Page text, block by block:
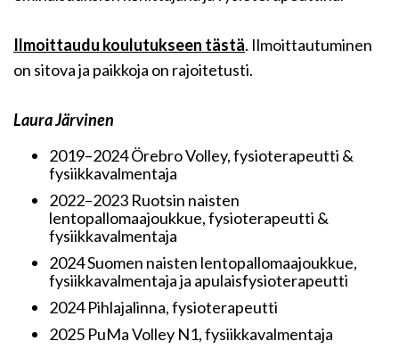
Ilmoittaudu koulutukseen tästä. Ilmoittautuminen
on sitova ja paikkoja on rajoitetusti.
Laura Järvinen
2019–2024 Örebro Volley, fysioterapeutti &
fysiikkavalmentaja
2022–2023 Ruotsin naisten
lentopallomaajoukkue, fysioterapeutti &
fysiikkavalmentaja
2024 Suomen naisten lentopallomaajoukkue,
fysiikkavalmentaja ja apulaisfysioterapeutti
2024 Pihlajalinna, fysioterapeutti
2025 PuMa Volley N1, fysiikkavalmentaja